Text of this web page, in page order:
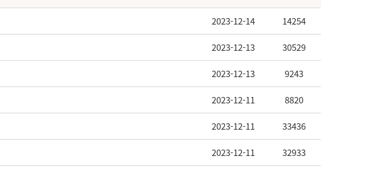
2023-12-14 14254
2023-12-13 30529
2023-12-13 9243
2023-12-11 8820
2023-12-11 33436
2023-12-11 32933